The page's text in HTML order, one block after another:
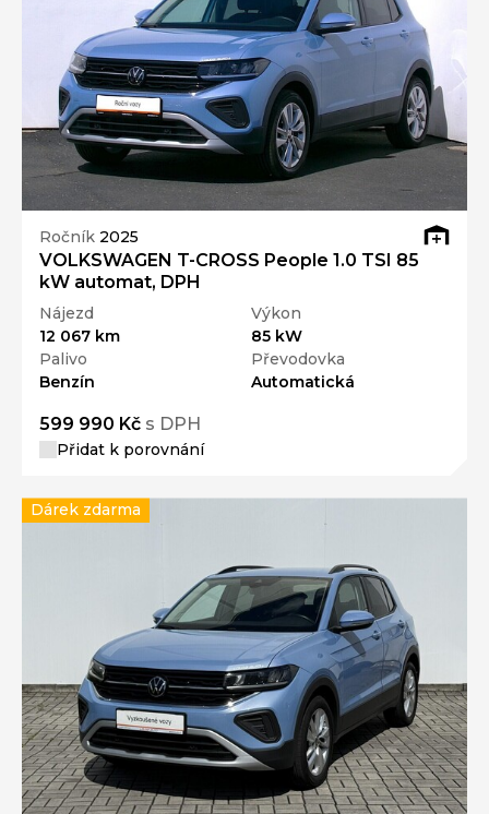
Ročník 2025
VOLKSWAGEN T-CROSS People 1.0 TSI 85
kW automat, DPH
Nájezd
12 067 km
Výkon
85 kW
Palivo
Benzín
Převodovka
Automatická
599 990 Kč s DPH
Přidat k porovnání
Dárek zdarma